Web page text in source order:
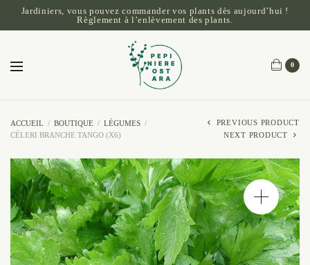
Jardiniers, vous pouvez commander vos plants dès aujourd’hui !
Règlement à l’enlèvement des plants.
0
ACCUEIL / BOUTIQUE / LÉGUMES /
CÉLERI BRANCHE TANGO (X6)
PREVIOUS PRODUCT
NEXT PRODUCT